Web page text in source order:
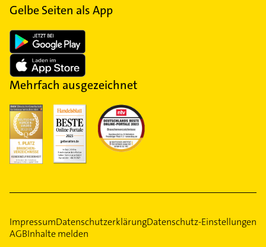
Gelbe Seiten als App
Mehrfach ausgezeichnet
ImpressumDatenschutzerklärungDatenschutz-Einstellungen
AGBInhalte melden